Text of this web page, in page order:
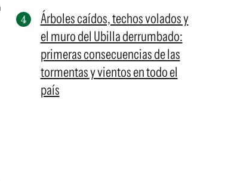
Árboles caídos, techos volados y
el muro del Ubilla derrumbado:
primeras consecuencias de las
tormentas y vientos en todo el
país